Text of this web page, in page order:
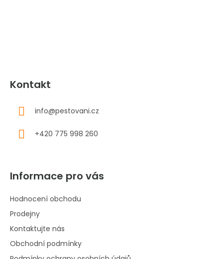
Kontakt
info@pestovani.cz
+420 775 998 260
Informace pro vás
Hodnocení obchodu
Prodejny
Kontaktujte nás
Obchodní podmínky